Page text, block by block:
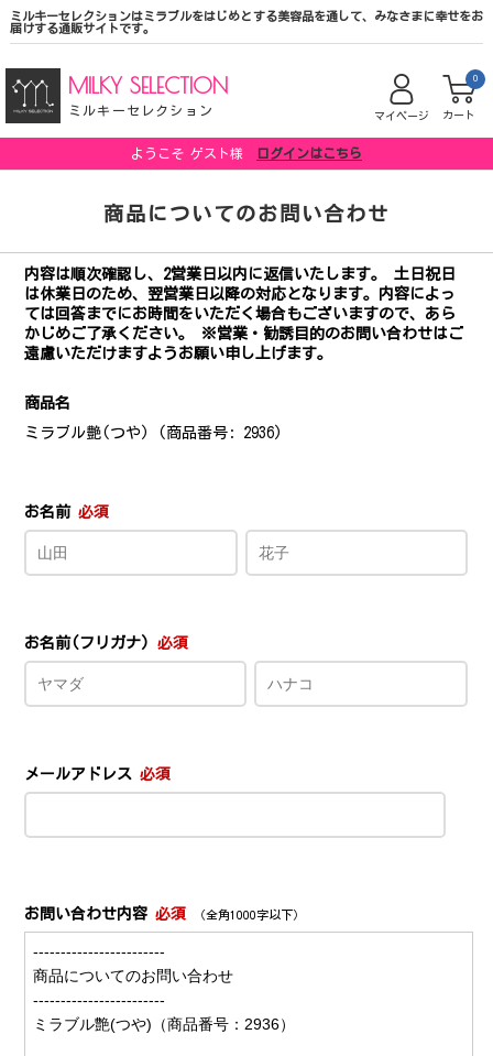
ミルキーセレクションはミラブルをはじめとする美容品を通して、みなさまに幸せをお
届けする通販サイトです。
MILKY SELECTION
ミルキーセレクション マイページ カート
0
ようこそ ゲスト様 ログインはこちら
商品についてのお問い合わせ
内容は順次確認し、2営業日以内に返信いたします。 土日祝日
は休業日のため、翌営業日以降の対応となります。内容によっ
ては回答までにお時間をいただく場合もございますので、あら
かじめご了承ください。 ※営業・勧誘目的のお問い合わせはご
遠慮いただけますようお願い申し上げます。
商品名
ミラブル艶(つや) (商品番号: 2936)
お名前必須
お名前(フリガナ)必須
メールアドレス必須
お問い合わせ内容必須 （全角1000字以下）